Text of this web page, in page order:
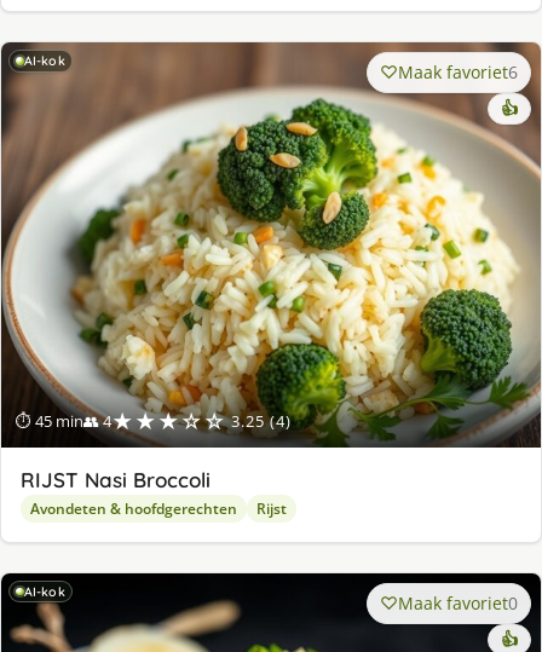
AI-kok
⏱ 45 min👥 4★★★☆☆ 3.25 (4)
Maak favoriet6
👍
RIJST Nasi Broccoli
Avondeten & hoofdgerechten Rijst
AI-kok Maak favoriet0
👍